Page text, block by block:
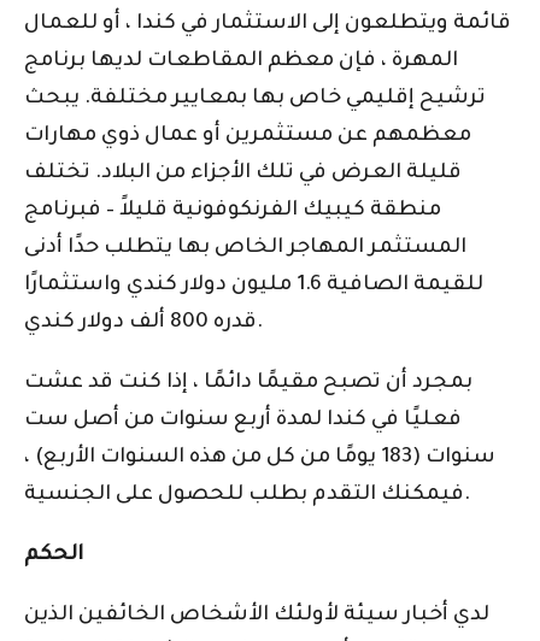
قائمة ويتطلعون إلى الاستثمار في كندا ، أو للعمال
المهرة ، فإن معظم المقاطعات لديها برنامج
ترشيح إقليمي خاص بها بمعايير مختلفة. يبحث
معظمهم عن مستثمرين أو عمال ذوي مهارات
قليلة العرض في تلك الأجزاء من البلاد. تختلف
منطقة كيبيك الفرنكوفونية قليلاً – فبرنامج
المستثمر المهاجر الخاص بها يتطلب حدًا أدنى
للقيمة الصافية 1.6 مليون دولار كندي واستثمارًا
قدره 800 ألف دولار كندي.
بمجرد أن تصبح مقيمًا دائمًا ، إذا كنت قد عشت
فعليًا في كندا لمدة أربع سنوات من أصل ست
سنوات (183 يومًا من كل من هذه السنوات الأربع) ،
فيمكنك التقدم بطلب للحصول على الجنسية.
الحكم
لدي أخبار سيئة لأولئك الأشخاص الخائفين الذين